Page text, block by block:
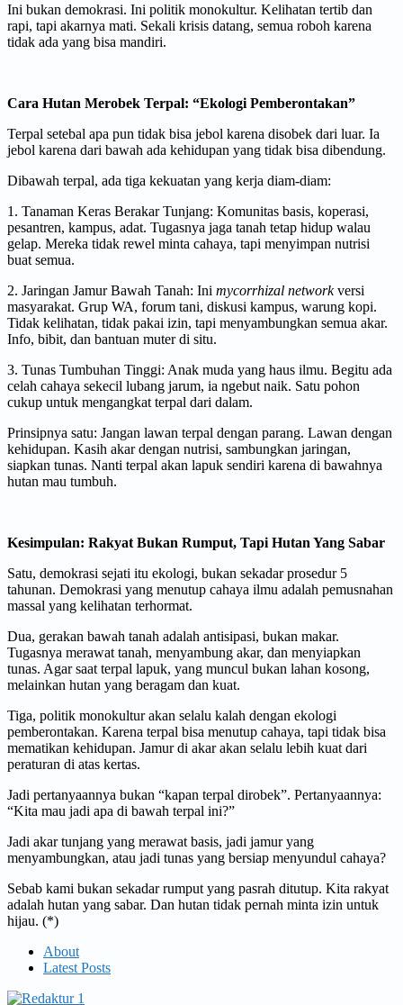
Ini bukan demokrasi. Ini politik monokultur. Kelihatan tertib dan
rapi, tapi akarnya mati. Sekali krisis datang, semua roboh karena
tidak ada yang bisa mandiri.
Cara Hutan Merobek Terpal: “Ekologi Pemberontakan”
Terpal setebal apa pun tidak bisa jebol karena disobek dari luar. Ia
jebol karena dari bawah ada kehidupan yang tidak bisa dibendung.
Dibawah terpal, ada tiga kekuatan yang kerja diam-diam:
1. Tanaman Keras Berakar Tunjang: Komunitas basis, koperasi,
pesantren, kampus, adat. Tugasnya jaga tanah tetap hidup walau
gelap. Mereka tidak rewel minta cahaya, tapi menyimpan nutrisi
buat semua.
2. Jaringan Jamur Bawah Tanah: Ini mycorrhizal networkversi
masyarakat. Grup WA, forum tani, diskusi kampus, warung kopi.
Tidak kelihatan, tidak pakai izin, tapi menyambungkan semua akar.
Info, bibit, dan bantuan muter di situ.
3. Tunas Tumbuhan Tinggi: Anak muda yang haus ilmu. Begitu ada
celah cahaya sekecil lubang jarum, ia ngebut naik. Satu pohon
cukup untuk mengangkat terpal dari dalam.
Prinsipnya satu: Jangan lawan terpal dengan parang. Lawan dengan
kehidupan. Kasih akar dengan nutrisi, sambungkan jaringan,
siapkan tunas. Nanti terpal akan lapuk sendiri karena di bawahnya
hutan mau tumbuh.
Kesimpulan: Rakyat Bukan Rumput, Tapi Hutan Yang Sabar
Satu, demokrasi sejati itu ekologi, bukan sekadar prosedur 5
tahunan. Demokrasi yang menutup cahaya ilmu adalah pemusnahan
massal yang kelihatan terhormat.
Dua, gerakan bawah tanah adalah antisipasi, bukan makar.
Tugasnya merawat tanah, menyambung akar, dan menyiapkan
tunas. Agar saat terpal lapuk, yang muncul bukan lahan kosong,
melainkan hutan yang beragam dan kuat.
Tiga, politik monokultur akan selalu kalah dengan ekologi
pemberontakan. Karena terpal bisa menutup cahaya, tapi tidak bisa
mematikan kehidupan. Jamur di akar akan selalu lebih kuat dari
peraturan di atas kertas.
Jadi pertanyaannya bukan “kapan terpal dirobek”. Pertanyaannya:
“Kita mau jadi apa di bawah terpal ini?”
Jadi akar tunjang yang merawat basis, jadi jamur yang
menyambungkan, atau jadi tunas yang bersiap menyundul cahaya?
Sebab kami bukan sekadar rumput yang pasrah ditutup. Kita rakyat
adalah hutan yang sabar. Dan hutan tidak pernah minta izin untuk
hijau. (*)
About
Latest Posts